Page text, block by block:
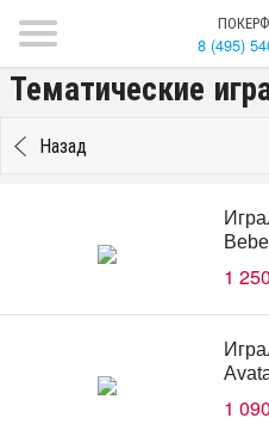
8 (495)
Тематические
Назад
1 250
1 090